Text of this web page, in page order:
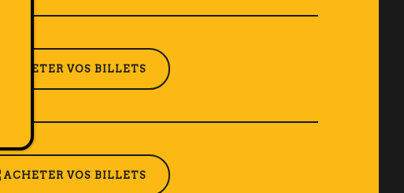
ACHETER VOS BILLETS
ACHETER VOS BILLETS